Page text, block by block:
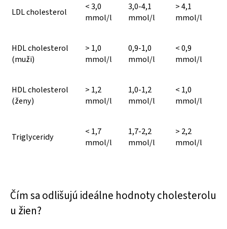
LDL cholesterol
< 3,0
mmol/l
3,0-4,1
mmol/l
> 4,1
mmol/l
HDL cholesterol
(muži)
> 1,0
mmol/l
0,9-1,0
mmol/l
< 0,9
mmol/l
HDL cholesterol
(ženy)
> 1,2
mmol/l
1,0-1,2
mmol/l
< 1,0
mmol/l
Triglyceridy
< 1,7
mmol/l
1,7-2,2
mmol/l
> 2,2
mmol/l
Čím sa odlišujú ideálne hodnoty cholesterolu
u žien?